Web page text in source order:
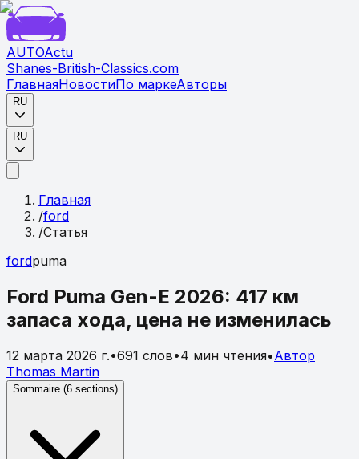
AUTOActu
Shanes-British-Classics.com
ГлавнаяНовостиПо маркеАвторы
RU
RU
Главная
/ford
/Статья
fordpuma
Ford Puma Gen-E 2026: 417 км
запаса хода, цена не изменилась
12 марта 2026 г.•691 слов•4 мин чтения•Автор
Thomas Martin
Sommaire (6 sections)